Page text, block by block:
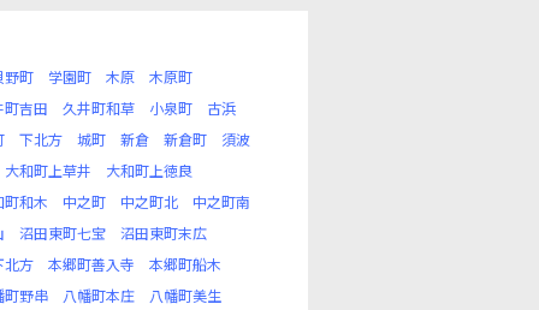
野町 学園町 木原
木原町
町吉田
久井町和草 小泉町
古浜
下北方 城町 新倉 新倉町
須波
大和町上草井
大和町上徳良
町和木
中之町 中之町北
中之町南
沼田東町七宝
沼田東町末広
北方
本郷町善入寺
本郷町船木
町野串
八幡町本庄 八幡町美生